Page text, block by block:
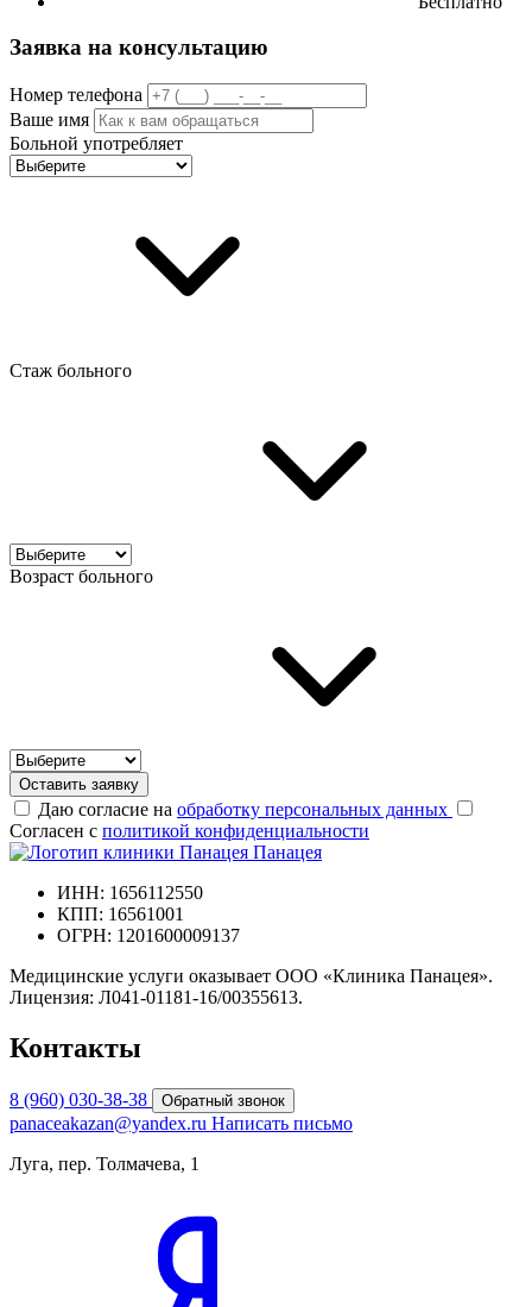
Заявка на консультацию
Номер телефона
Ваше имя
Больной употребляет
Стаж больного
Возраст больного
Оставить заявку
Даю согласие на обработку персональных данных
Согласен с политикой конфиденциальности
Панацея
ИНН: 1656112550
КПП: 16561001
ОГРН: 1201600009137
Медицинские услуги оказывает ООО «Клиника Панацея».
Лицензия: Л041-01181-16/00355613.
Контакты
8 (960) 030-38-38 Обратный звонок
panaceakazan@yandex.ru Написать письмо
Луга, пер. Толмачева, 1